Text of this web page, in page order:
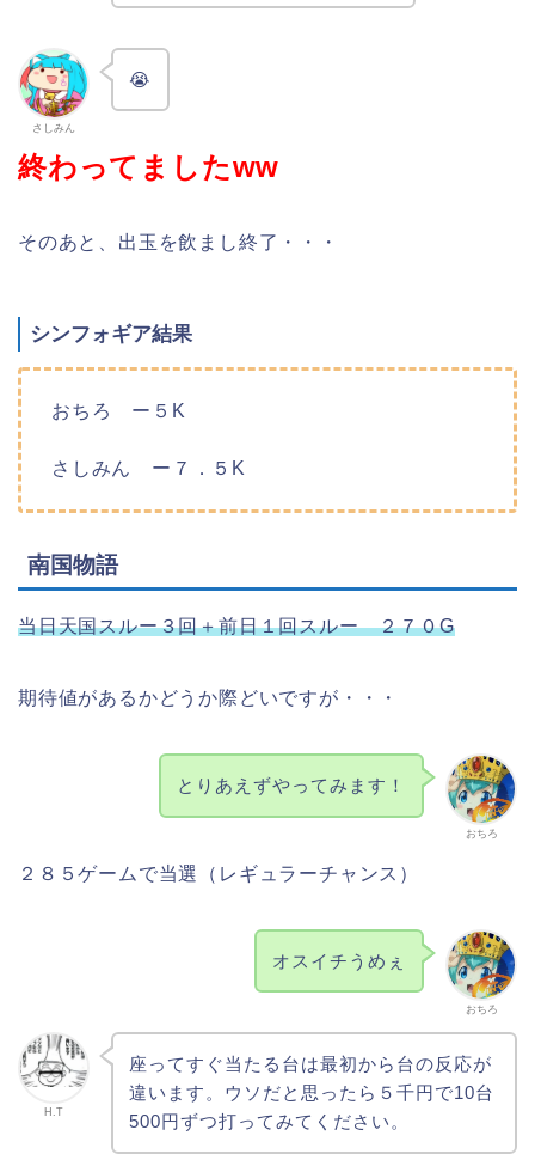
さしみん
😭
終わってましたww
そのあと、出玉を飲まし終了・・・
シンフォギア結果
おちろ ー５K
さしみん ー７．５K
南国物語
当日天国スルー３回＋前日１回スルー ２７０G
期待値があるかどうか際どいですが・・・
おちろ
とりあえずやってみます！
２８５ゲームで当選（レギュラーチャンス）
おちろ
オスイチうめぇ
H.T
座ってすぐ当たる台は最初から台の反応が
違います。ウソだと思ったら５千円で10台
500円ずつ打ってみてください。